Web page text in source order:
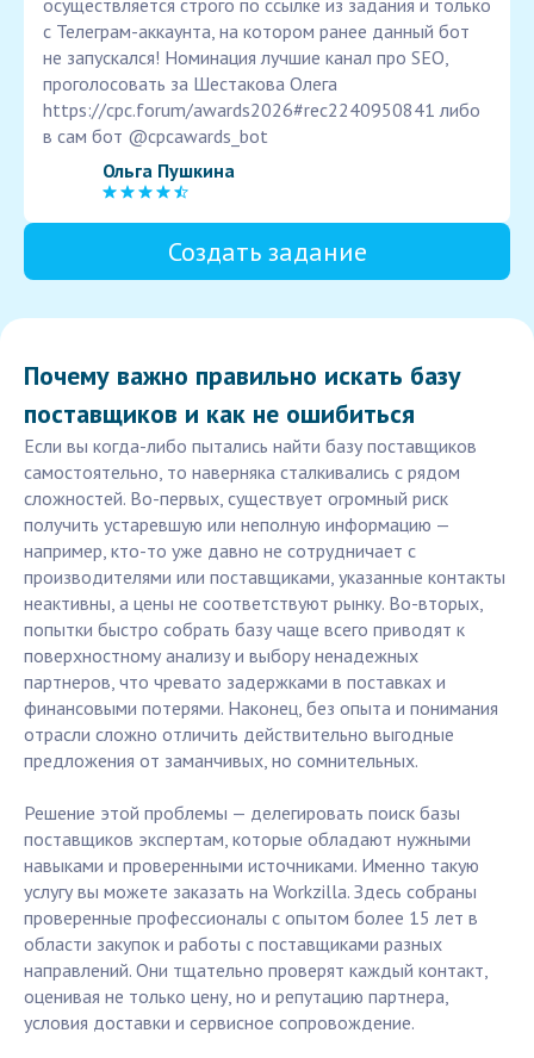
осуществляется строго по ссылке из задания и только
с Телеграм-аккаунта, на котором ранее данный бот
не запускался! Номинация лучшие канал про SEO,
проголосовать за Шестакова Олега
https://cpc.forum/awards2026#rec2240950841 либо
в сам бот @cpcawards_bot
Ольга Пушкина
Создать задание
Почему важно правильно искать базу
поставщиков и как не ошибиться
Если вы когда-либо пытались найти базу поставщиков
самостоятельно, то наверняка сталкивались с рядом
сложностей. Во-первых, существует огромный риск
получить устаревшую или неполную информацию —
например, кто-то уже давно не сотрудничает с
производителями или поставщиками, указанные контакты
неактивны, а цены не соответствуют рынку. Во-вторых,
попытки быстро собрать базу чаще всего приводят к
поверхностному анализу и выбору ненадежных
партнеров, что чревато задержками в поставках и
финансовыми потерями. Наконец, без опыта и понимания
отрасли сложно отличить действительно выгодные
предложения от заманчивых, но сомнительных.
Решение этой проблемы — делегировать поиск базы
поставщиков экспертам, которые обладают нужными
навыками и проверенными источниками. Именно такую
услугу вы можете заказать на Workzilla. Здесь собраны
проверенные профессионалы с опытом более 15 лет в
области закупок и работы с поставщиками разных
направлений. Они тщательно проверят каждый контакт,
оценивая не только цену, но и репутацию партнера,
условия доставки и сервисное сопровождение.